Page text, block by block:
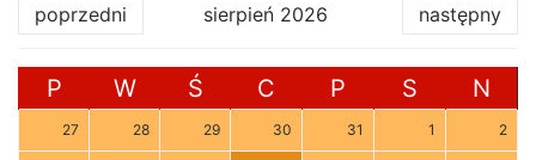
poprzedni sierpień 2026 następny
P W Ś C P S N
27 28 29 30 31 1 2